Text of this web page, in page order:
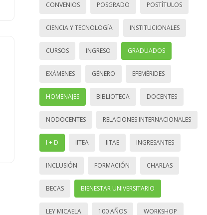
CONVENIOS POSGRADO POSTÍTULOS
CIENCIA Y TECNOLOGÍA INSTITUCIONALES
CURSOS INGRESO GRADUADOS
EXÁMENES GÉNERO EFEMÉRIDES
HOMENAJES BIBLIOTECA DOCENTES
NODOCENTES RELACIONES INTERNACIONALES
I + D IITEA IITAE INGRESANTES
INCLUSIÓN FORMACIÓN CHARLAS
BECAS BIENESTAR UNIVERSITARIO
LEY MICAELA 100 AÑOS WORKSHOP